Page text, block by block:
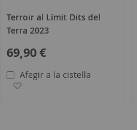
Terroir al Límit Dits del
Terra 2023
69,90 €
Afegir a la cistella